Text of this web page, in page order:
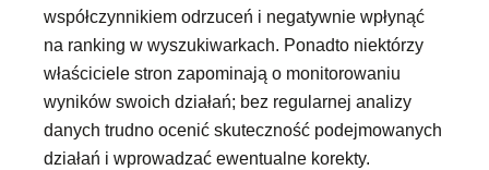
współczynnikiem odrzuceń i negatywnie wpłynąć
na ranking w wyszukiwarkach. Ponadto niektórzy
właściciele stron zapominają o monitorowaniu
wyników swoich działań; bez regularnej analizy
danych trudno ocenić skuteczność podejmowanych
działań i wprowadzać ewentualne korekty.